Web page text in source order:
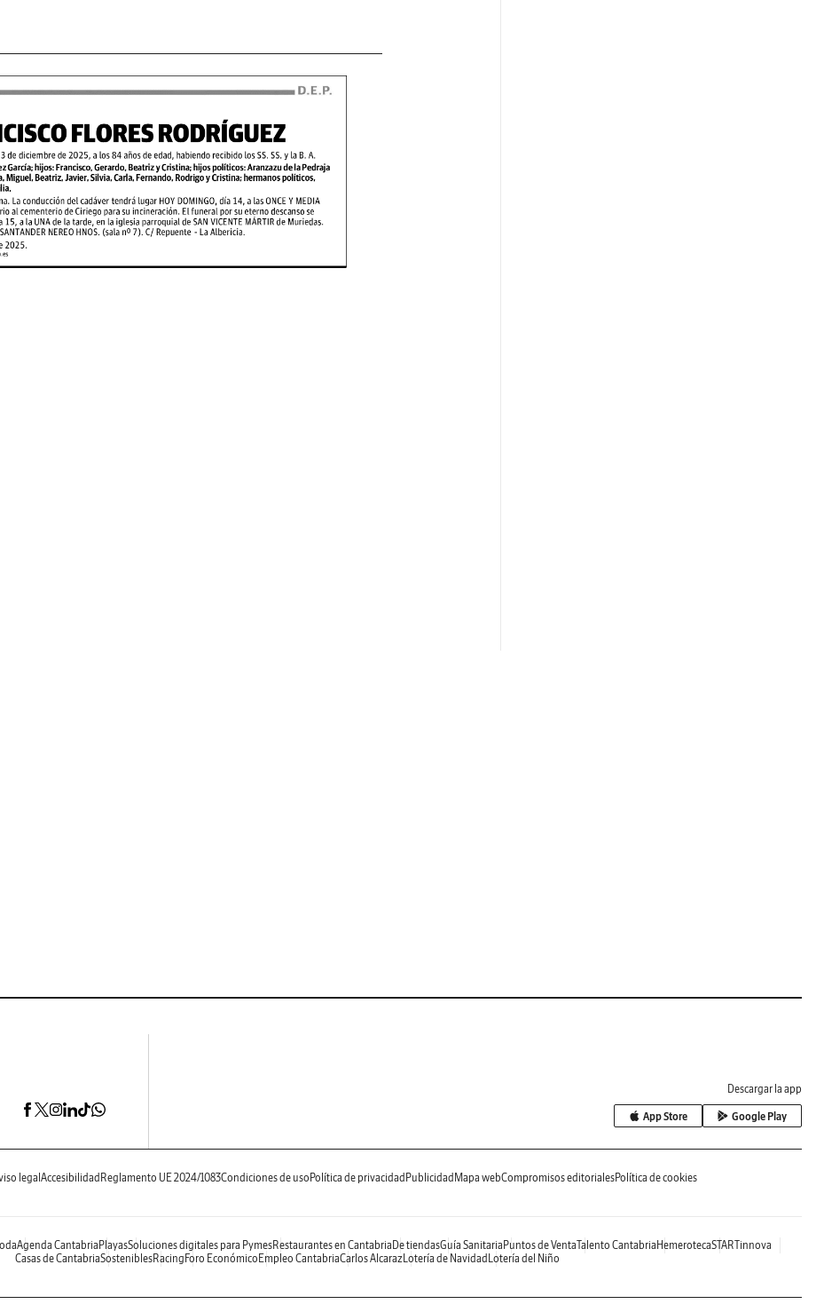
Descargar la app
App Store Google Play
legal Accesibilidad Reglamento UE 2024/1083Condiciones de uso Política de privacidad Publicidad Mapa webCompromisos editorialesPolítica de cookies
Agenda Cantabria PlayasSoluciones digitales para PymesRestaurantes en Cantabria De tiendasGuía Sanitaria Puntos de VentaTalento Cantabria HemerotecaSTARTinnova
Casas de CantabriaSosteniblesRacing Foro Económico Empleo CantabriaCarlos AlcarazLotería de Navidad Lotería del Niño